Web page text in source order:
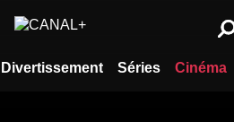
Divertissement Séries Cinéma